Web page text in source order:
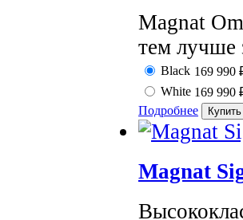
Magnat
тем лучше
Black 169 990
White 169 990
Подробнее
Magnat